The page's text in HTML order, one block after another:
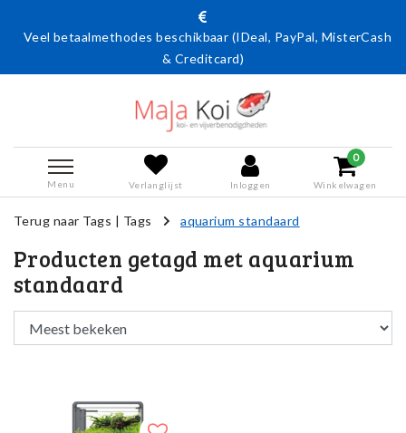
Veel betaalmethodes beschikbaar (IDeal, PayPal, MisterCash
& Creditcard)
Menu Verlanglijst Inloggen
0
Winkelwagen
Terug naar Tags | Tags aquarium standaard
Producten getagd met aquarium
standaard